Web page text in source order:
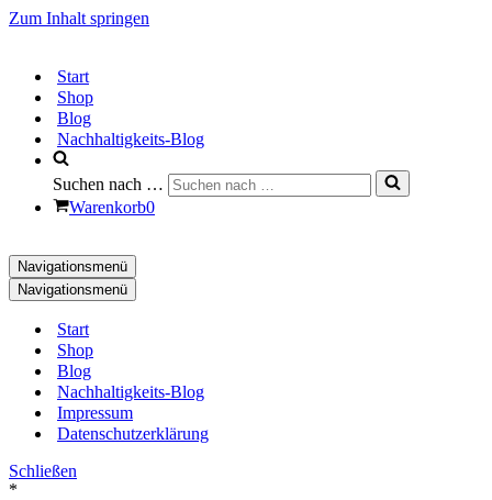
Zum Inhalt springen
Start
Shop
Blog
Nachhaltigkeits-Blog
Suchen nach …
Warenkorb0
Navigationsmenü
Navigationsmenü
Start
Shop
Blog
Nachhaltigkeits-Blog
Impressum
Datenschutzerklärung
Schließen
*